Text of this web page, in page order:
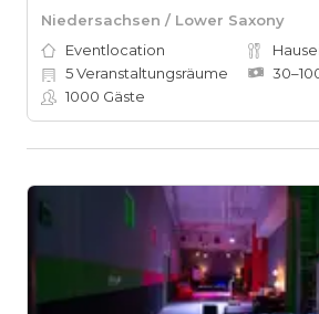
Niedersachsen / Lower Saxony
Eventlocation
5Veranstaltungsräume
1000 Gäste